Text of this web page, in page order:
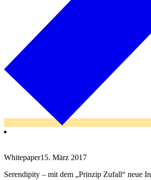
Whitepaper15. März 2017
Serendipity – mit dem „Prinzip Zufall“ neue